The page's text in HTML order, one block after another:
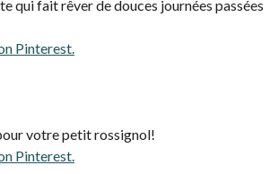
qui fait rêver de douces journées passées
Pinterest.
votre petit rossignol!
Pinterest.